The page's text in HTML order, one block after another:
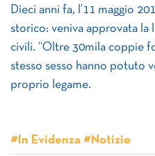
Dieci anni fa, l’11 maggio
storico: veniva approvata la
civili. “Oltre 30mila coppie
stesso sesso hanno potuto
proprio legame.
#In Evidenza #Notizie